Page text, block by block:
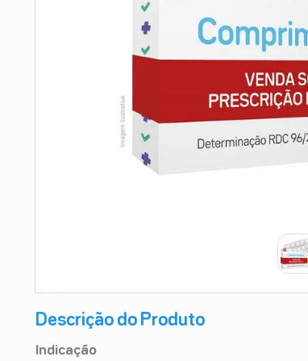
Descrição do Produto
Indicação
10ºshampoo